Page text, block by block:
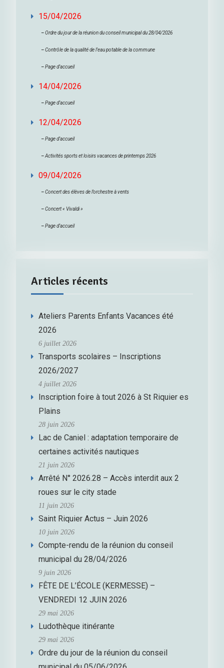
15/04/2026
–Ordre du jour de la réunion du conseil municipal du 28/04/2026
–Contrôle de la qualité de l’eau potable de la commune
–Page d’accueil
14/04/2026
–Page d’accueil
12/04/2026
–Page d’accueil
–Activités sports et loisirs vacances de printemps 2026
09/04/2026
–Concert des élèves de l’orchestre à vents
–Concert « Vivaldi »
–Page d’accueil
Articles récents
Ateliers Parents Enfants Vacances été
2026
6 juillet 2026
Transports scolaires – Inscriptions
2026/2027
4 juillet 2026
Inscription foire à tout 2026 à St Riquier es
Plains
28 juin 2026
Lac de Caniel : adaptation temporaire de
certaines activités nautiques
21 juin 2026
Arrêté N° 2026.28 – Accès interdit aux 2
roues sur le city stade
11 juin 2026
Saint Riquier Actus – Juin 2026
10 juin 2026
Compte-rendu de la réunion du conseil
municipal du 28/04/2026
9 juin 2026
FÊTE DE L’ÉCOLE (KERMESSE) –
VENDREDI 12 JUIN 2026
29 mai 2026
Ludothèque itinérante
29 mai 2026
Ordre du jour de la réunion du conseil